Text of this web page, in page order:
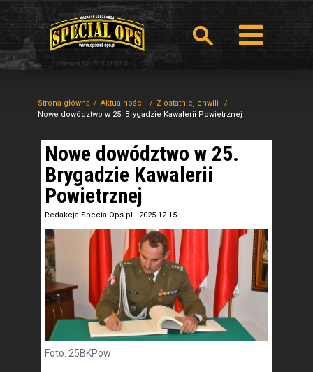
Strona główna Aktualności
Z ostatniej chwili
Nowe dowództwo w 25. Brygadzie Kawalerii Powietrznej
Nowe dowództwo w 25.
Brygadzie Kawalerii
Powietrznej
Redakcja SpecialOps.pl | 2025-12-15
Foto. 25BKPow